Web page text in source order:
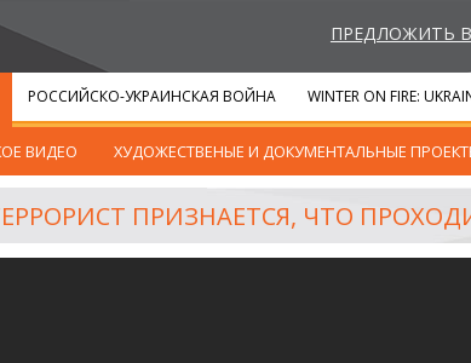
ПРЕДЛОЖИТЬ
ВИДЕО ХУДОЖЕСТВЕНЫЕ И ДОКУМЕНТАЛЬНЫЕ
РОССИЙСКО-УКРАИНСКАЯ ВОЙНА WINTER ON FIRE:
ПРИЗНАЕТСЯ, ЧТО